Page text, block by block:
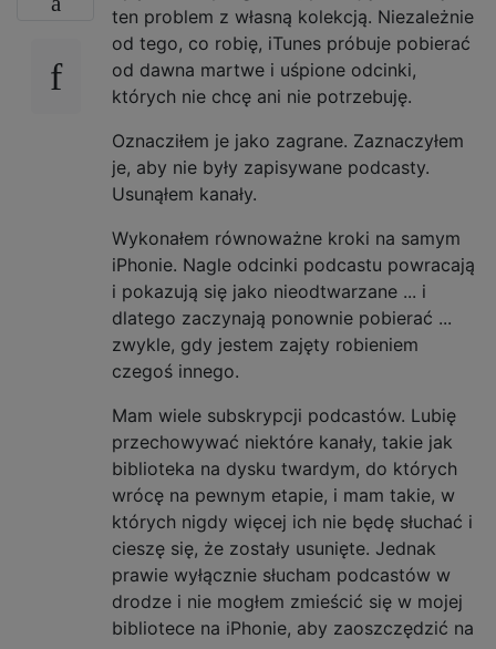
ten problem z własną kolekcją. Niezależnie
od tego, co robię, iTunes próbuje pobierać
od dawna martwe i uśpione odcinki,
których nie chcę ani nie potrzebuję.
Oznacziłem je jako zagrane. Zaznaczyłem
je, aby nie były zapisywane podcasty.
Usunąłem kanały.
Wykonałem równoważne kroki na samym
iPhonie. Nagle odcinki podcastu powracają
i pokazują się jako nieodtwarzane ... i
dlatego zaczynają ponownie pobierać ...
zwykle, gdy jestem zajęty robieniem
czegoś innego.
Mam wiele subskrypcji podcastów. Lubię
przechowywać niektóre kanały, takie jak
biblioteka na dysku twardym, do których
wrócę na pewnym etapie, i mam takie, w
których nigdy więcej ich nie będę słuchać i
cieszę się, że zostały usunięte. Jednak
prawie wyłącznie słucham podcastów w
drodze i nie mogłem zmieścić się w mojej
bibliotece na iPhonie, aby zaoszczędzić na